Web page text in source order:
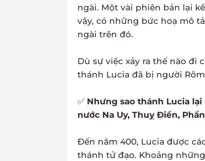
ngài. Một vài phiên bản lại
vậy, có những bức hoạ mô
ngài trên đó.
Dù sự việc xảy ra thế nào đi
thánh Lucia đã bị người
✅ Nhưng sao thánh Lucia
nước Na Uy, Thuỵ Điển,
Đến năm 400, Lucia được
thánh tử đạo. Khoảng